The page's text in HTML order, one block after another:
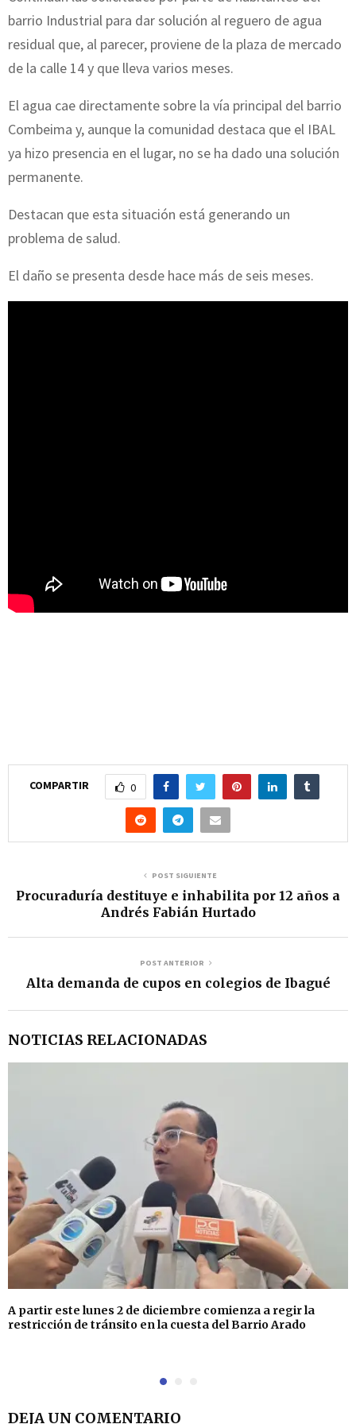
barrio Industrial para dar solución al reguero de agua
residual que, al parecer, proviene de la plaza de mercado
de la calle 14 y que lleva varios meses.
El agua cae directamente sobre la vía principal del barrio
Combeima y, aunque la comunidad destaca que el IBAL
ya hizo presencia en el lugar, no se ha dado una solución
permanente.
Destacan que esta situación está generando un
problema de salud.
El daño se presenta desde hace más de seis meses.
COMPARTIR 0
POST SIGUIENTE
Procuraduría destituye e inhabilita por 12 años a
Andrés Fabián Hurtado
POST ANTERIOR
Alta demanda de cupos en colegios de Ibagué
NOTICIAS RELACIONADAS
A partir este lunes 2 de diciembre comienza a regir la
restricción de tránsito en la cuesta del Barrio Arado
DEJA UN COMENTARIO